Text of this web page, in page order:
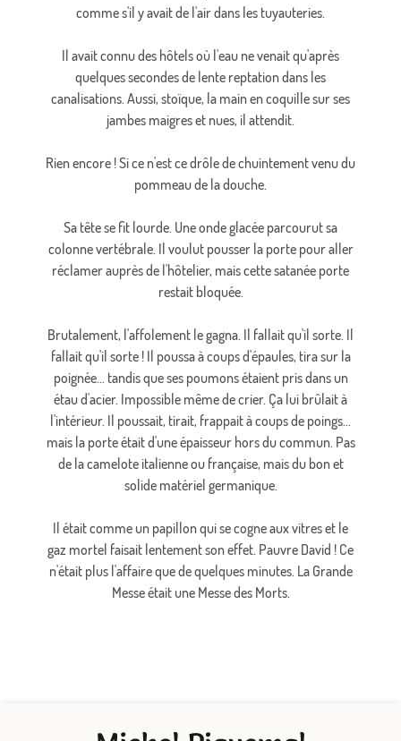
comme s'il y avait de l'air dans les tuyauteries.
Il avait connu des hôtels où l'eau ne venait qu'après
quelques secondes de lente reptation dans les
canalisations. Aussi, stoïque, la main en coquille sur ses
jambes maigres et nues, il attendit.
Rien encore ! Si ce n'est ce drôle de chuintement venu du
pommeau de la douche.
Sa tête se fit lourde. Une onde glacée parcourut sa
colonne vertébrale. Il voulut pousser la porte pour aller
réclamer auprès de l'hôtelier, mais cette satanée porte
restait bloquée.
Brutalement, l'affolement le gagna. Il fallait qu'il sorte. Il
fallait qu'il sorte ! Il poussa à coups d'épaules, tira sur la
poignée... tandis que ses poumons étaient pris dans un
étau d'acier. Impossible même de crier. Ça lui brûlait à
l'intérieur. Il poussait, tirait, frappait à coups de poings...
mais la porte était d'une épaisseur hors du commun. Pas
de la camelote italienne ou française, mais du bon et
solide matériel germanique.
Il était comme un papillon qui se cogne aux vitres et le
gaz mortel faisait lentement son effet. Pauvre David ! Ce
n'était plus l'affaire que de quelques minutes. La Grande
Messe était une Messe des Morts.